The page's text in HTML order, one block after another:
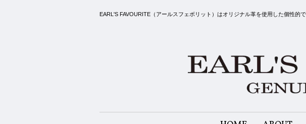
EARL'S FAVOURITE（アールスフェボリット）はオリジナル革を使用した個性的